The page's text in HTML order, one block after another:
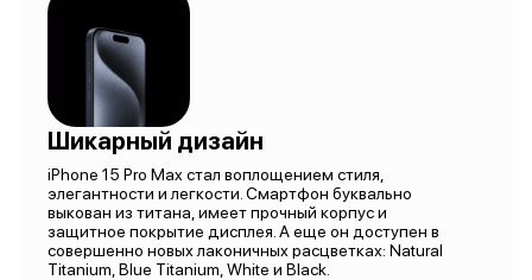
Шикарный дизайн
iPhone 15 Pro Max стал воплощением стиля,
элегантности и легкости. Смартфон буквально
выкован из титана, имеет прочный корпус и
защитное покрытие дисплея. А еще он доступен в
совершенно новых лаконичных расцветках: Natural
Titanium, Blue Titanium, White и Black.